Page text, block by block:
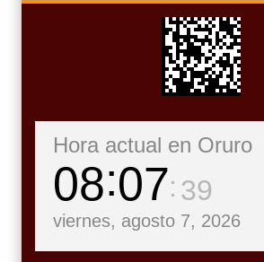
Hora actual en Oruro
08 07 40
viernes, agosto 7, 2026